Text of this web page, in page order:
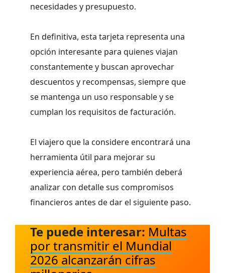
necesidades y presupuesto.
En definitiva, esta tarjeta representa una
opción interesante para quienes viajan
constantemente y buscan aprovechar
descuentos y recompensas, siempre que
se mantenga un uso responsable y se
cumplan los requisitos de facturación.
El viajero que la considere encontrará una
herramienta útil para mejorar su
experiencia aérea, pero también deberá
analizar con detalle sus compromisos
financieros antes de dar el siguiente paso.
Te puede interesar: Multas
por transmitir el Mundial
2026 alcanzarán cifras